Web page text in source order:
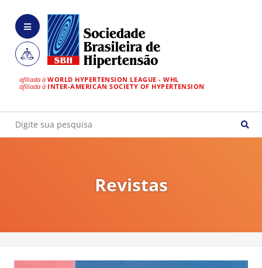
afiliada à WORLD HYPERTENSION LEAGUE - WHL
afiliada à INTER-AMERICAN SOCIETY OF HYPERTENSION
Revistas